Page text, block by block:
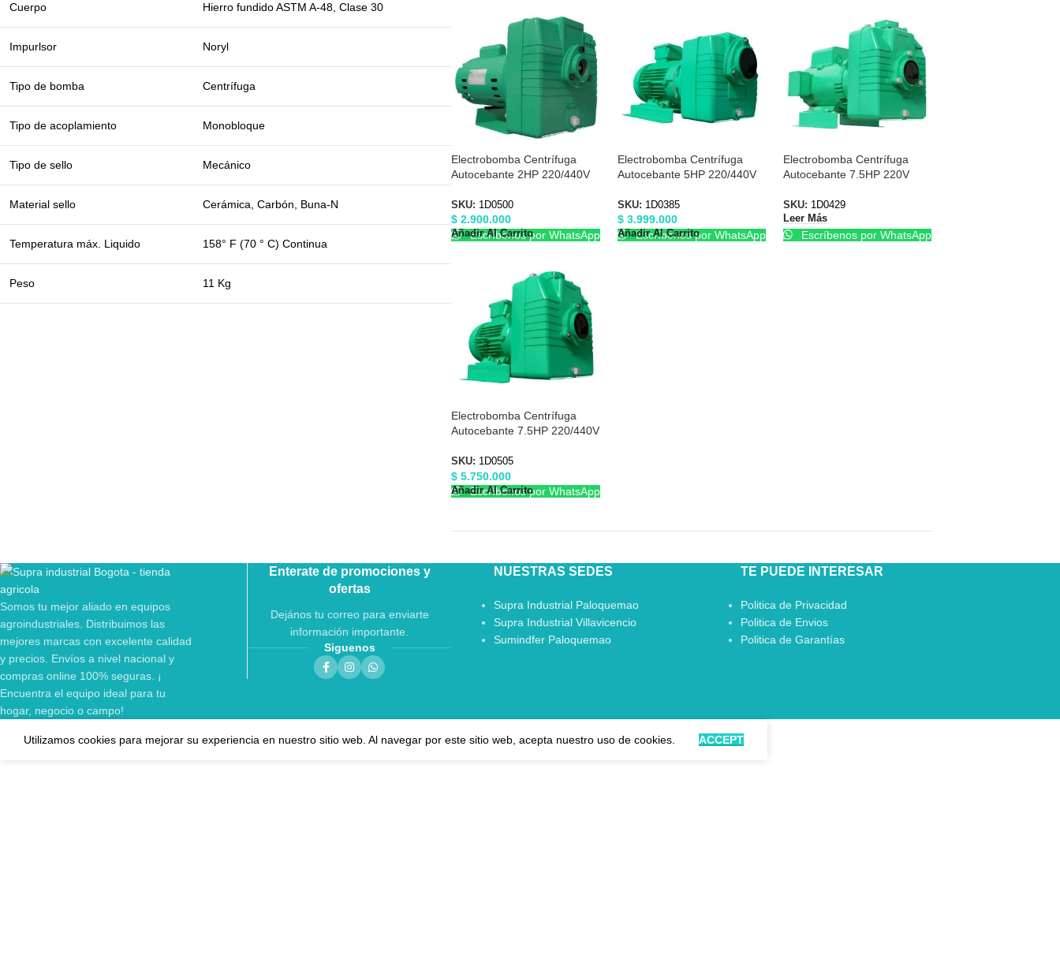
Cuerpo Hierro fundido ASTM A-48, Clase 30
Impurlsor Noryl
Tipo de bomba Centrífuga
Tipo de acoplamiento Monobloque
Tipo de sello Mecánico
Material sello Cerámica, Carbón, Buna-N
Temperatura máx. Liquido 158° F (70 ° C) Continua
Peso 11 Kg
Electrobomba Centrífuga
Autocebante 2HP 220/440V
SKU: 1D0500
$ 2.900.000
Añadir Al Carrito
Escríbenos por WhatsApp
Electrobomba Centrífuga
Autocebante 5HP 220/440V
SKU: 1D0385
$3.999.000
Añadir Al Carrito
Escríbenos por WhatsApp
Electrobomba Centrífuga
Autocebante 7.5HP 220V
SKU: 1D0429
Leer Más
Escríbenos por WhatsApp
Electrobomba Centrífuga
Autocebante 7.5HP 220/440V
SKU: 1D0505
$ 5.750.000
Añadir Al Carrito
Escríbenos por WhatsApp
Somos tu mejor aliado en equipos
agroindustriales. Distribuimos las
mejores marcas con excelente calidad
y precios. Envíos a nivel nacional y
compras online 100% seguras. ¡
Encuentra el equipo ideal para tu
hogar, negocio o campo!
Enterate de promociones y
ofertas
Dejános tu correo para enviarte
información importante.
Siguenos
NUESTRAS SEDES
Supra Industrial Paloquemao
Supra Industrial Villavicencio
Sumindfer Paloquemao
TE PUEDE INTERESAR
Politica de Privacidad
Politica de Envios
Politica de Garantías
Utilizamos cookies para mejorar su experiencia en nuestro sitio web. Al navegar por este sitio web, acepta nuestro uso de cookies. ACCEPT